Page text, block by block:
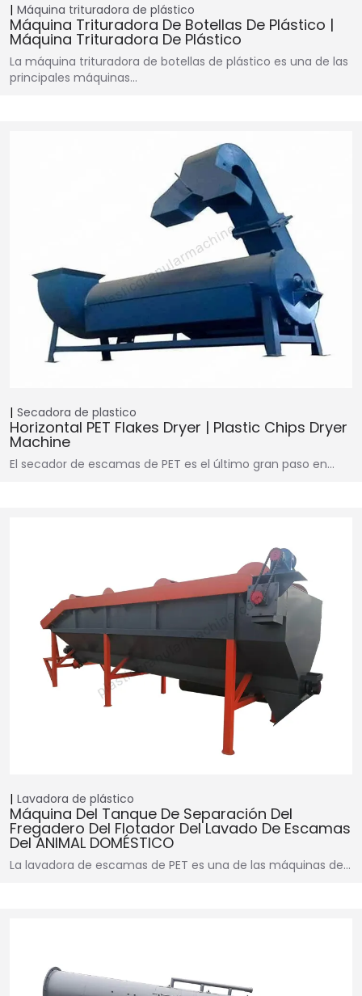
Máquina trituradora de plástico
Máquina Trituradora De Botellas De Plástico |
Máquina Trituradora De Plástico
La máquina trituradora de botellas de plástico es una de las
principales máquinas...
Secadora de plastico
Horizontal PET Flakes Dryer | Plastic Chips Dryer
Machine
El secador de escamas de PET es el último gran paso en…
Lavadora de plástico
Máquina Del Tanque De Separación Del
Fregadero Del Flotador Del Lavado De Escamas
Del ANIMAL DOMÉSTICO
La lavadora de escamas de PET es una de las máquinas de…